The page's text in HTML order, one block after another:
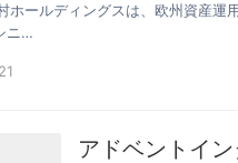
ホールディングスは、欧州資産
ニ…
アドベントイ